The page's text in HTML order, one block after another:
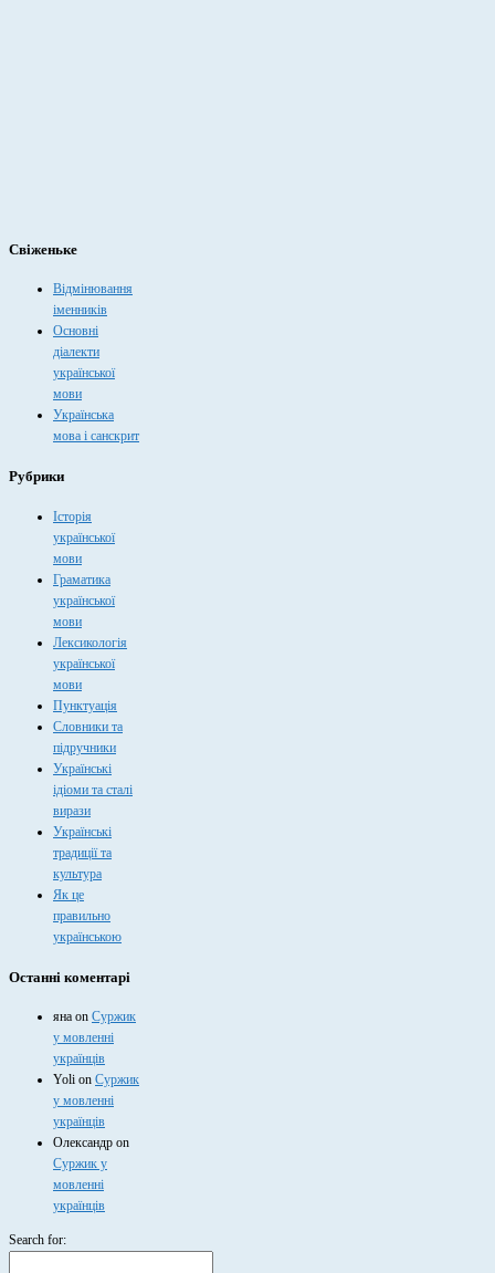
Свіженьке
Відмінювання
іменників
Основні
діалекти
української
мови
Українська
мова і санскрит
Рубрики
Історія
української
мови
Граматика
української
мови
Лексикологія
української
мови
Пунктуація
Словники та
підручники
Українські
ідіоми та сталі
вирази
Українські
традиції та
культура
Як це
правильно
українською
Останні коментарі
яна on Суржик
у мовленні
українців
Yoli on Суржик
у мовленні
українців
Олександр on
Суржик у
мовленні
українців
Search for: